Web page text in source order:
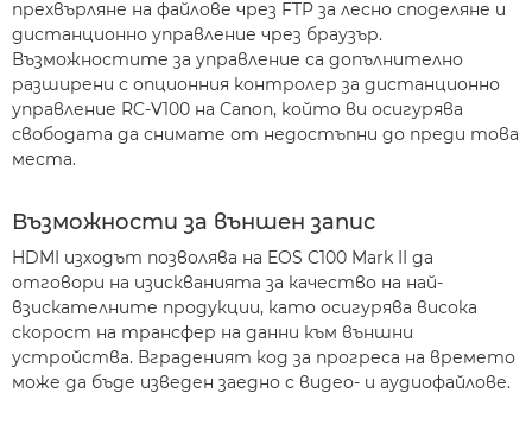
прехвърляне на файлове чрез FTP за лесно споделяне и
дистанционно управление чрез браузър.
Възможностите за управление са допълнително
разширени с опционния контролер за дистанционно
управление RC-V100 на Canon, който ви осигурява
свободата да снимате от недостъпни до преди това
места.
Възможности за външен запис
HDMI изходът позволява на EOS C100 Mark II да
отговори на изискванията за качество на най-
взискателните продукции, като осигурява висока
скорост на трансфер на данни към външни
устройства. Вграденият код за прогреса на времето
може да бъде изведен заедно с видео- и аудиофайлове.